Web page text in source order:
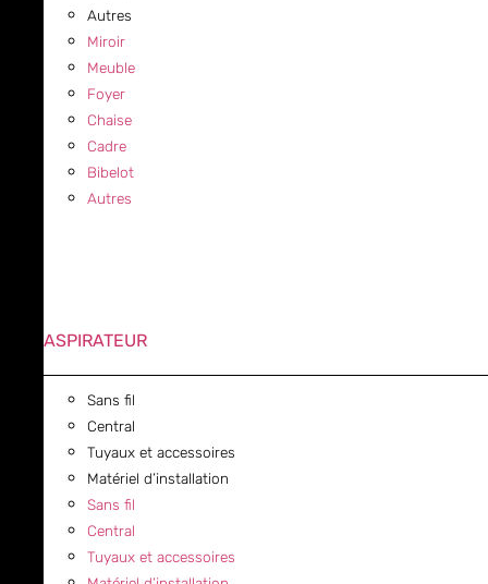
Autres
Miroir
Meuble
Foyer
Chaise
Cadre
Bibelot
Autres
ASPIRATEUR
Sans fil
Central
Tuyaux et accessoires
Matériel d’installation
Sans fil
Central
Tuyaux et accessoires